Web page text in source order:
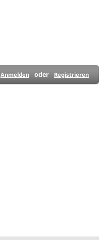
Anmelden oder Registrieren